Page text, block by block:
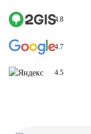
4.8
4.7
4.5